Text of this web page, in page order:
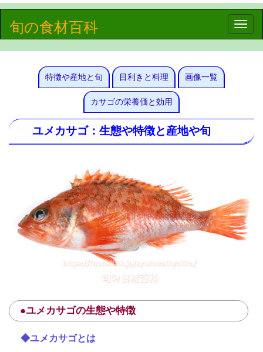
Toggle
旬の食材百科
特徴や産地と旬 目利きと料理 画像一覧
カサゴの栄養価と効用
ユメカサゴ：生態や特徴と産地や旬
●ユメカサゴの生態や特徴
◆ユメカサゴとは